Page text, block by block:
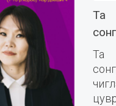
Та
Та